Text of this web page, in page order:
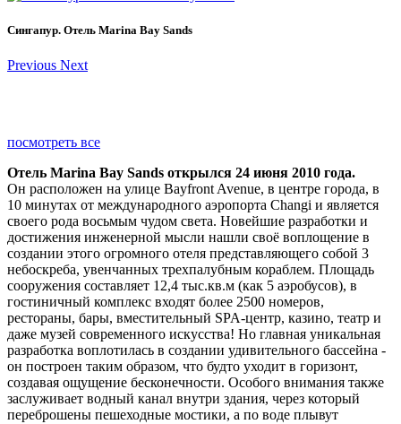
Сингапур. Отель Marina Bay Sands
Previous Next
посмотреть все
Отель Marina Bay Sands открылся 24 июня 2010 года.
Он расположен на улице Bayfront Avenue, в центре города, в
10 минутах от международного аэропорта Changi и является
своего рода восьмым чудом света. Новейшие разработки и
достижения инженерной мысли нашли своё воплощение в
создании этого огромного отеля представляющего собой 3
небоскреба, увенчанных трехпалубным кораблем. Площадь
сооружения составляет 12,4 тыс.кв.м (как 5 аэробусов), в
гостиничный комплекс входят более 2500 номеров,
рестораны, бары, вместительный SPA-центр, казино, театр и
даже музей современного искусства! Но главная уникальная
разработка воплотилась в создании удивительного бассейна -
он построен таким образом, что будто уходит в горизонт,
создавая ощущение бесконечности. Особого внимания также
заслуживает водный канал внутри здания, через который
переброшены пешеходные мостики, а по воде плывут